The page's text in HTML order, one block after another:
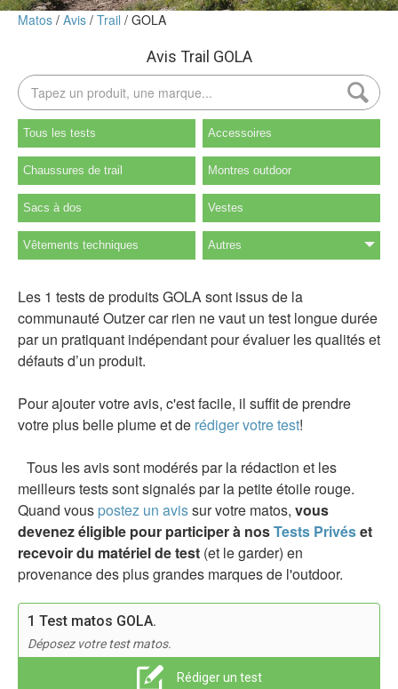
Matos Avis Trail GOLA
Avis Trail GOLA
Tous les tests Accessoires
Chaussures de trail Montres outdoor
Sacs à dos Vestes
Vêtements techniques Autres
Les 1 tests de produits GOLA sont issus de la
communauté Outzer car rien ne vaut un test longue durée
par un pratiquant indépendant pour évaluer les qualités et
défauts d’un produit.
Pour ajouter votre avis, c'est facile, il suffit de prendre
votre plus belle plume et de rédiger votre test!
Tous les avis sont modérés par la rédaction et les
meilleurs tests sont signalés par la petite étoile rouge.
Quand vous postez un avissur votre matos, vous
devenez éligible pour participer à nosTests Privéset
recevoir du matériel de test (et le garder) en
provenance des plus grandes marques de l'outdoor.
1 Test matos GOLA.
Déposez votre test matos.
Rédiger un test